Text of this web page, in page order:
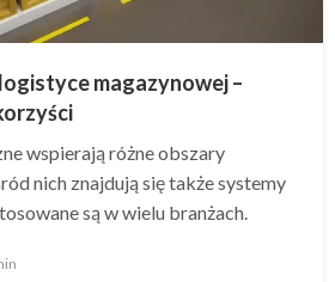
magazynowej –
wspierają różne obszary
nich znajdują się także systemy
są w wielu branżach.